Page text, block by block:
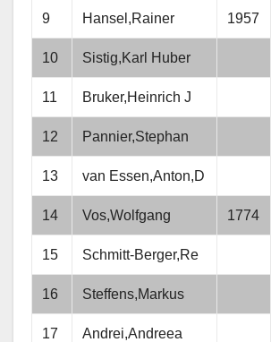
9 Hansel,Rainer 1957
10 Sistig,Karl Huber
11 Bruker,Heinrich J
12 Pannier,Stephan
13 van Essen,Anton,D
14 Vos,Wolfgang 1774
15 Schmitt-Berger,Re
16 Steffens,Markus
17 Andrei,Andreea